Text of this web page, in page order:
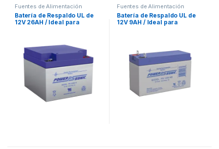
Fuentes de Alimentación
Batería de Respaldo UL de
12V 26AH / Ideal para
Videovigilancia /
Terminales Tipo F2
Fuentes de Alimentación
Batería de Respaldo UL de
12V 9AH / Ideal para
Videovigilancia /
Terminales Tipo NB